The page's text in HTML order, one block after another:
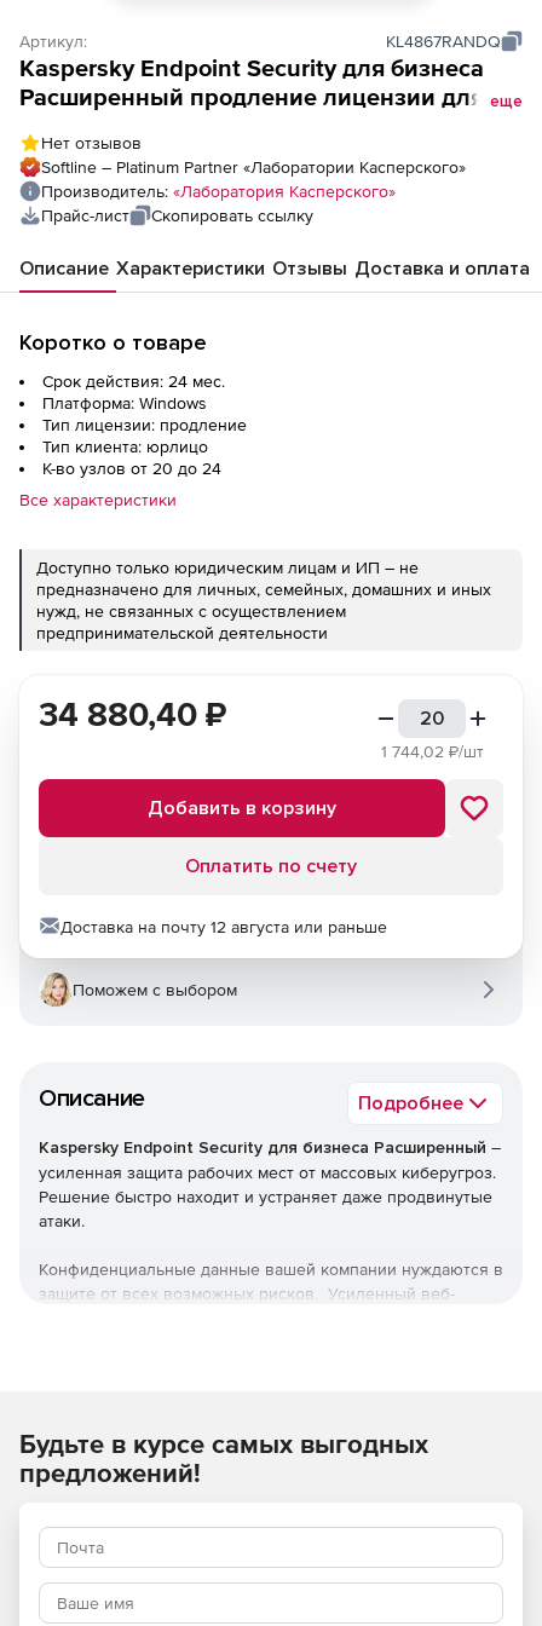
Артикул: KL4867RANDQ
Kaspersky Endpoint Security для бизнеса
Расширенный продление лицензии для
количеству узлов
еще
Нет отзывов
Softline – Platinum Partner «Лаборатории Касперского»
Производитель: «Лаборатория Касперского»
Прайс-лист
Скопировать ссылку
Описание Характеристики Отзывы Доставка и оплата
Коротко о товаре
Срок действия: 24 мес.
Платформа: Windows
Тип лицензии: продление
Тип клиента: юрлицо
К-во узлов от 20 до 24
Все характеристики
Доступно только юридическим лицам и ИП – не
предназначено для личных, семейных, домашних и иных
нужд, не связанных с осуществлением
предпринимательской деятельности
Описание Подробнее
Kaspersky Endpoint Security для бизнеса Расширенный –
усиленная защита рабочих мест от массовых киберугроз.
Решение быстро находит и устраняет даже продвинутые
атаки.
Конфиденциальные данные вашей компании нуждаются в
защите от всех возможных рисков. Усиленный веб-
сети.
34 880,40 ₽
1 744,02 ₽/шт
Добавить в корзину
Оплатить по счету
Доставка на почту 12 августа или раньше
Поможем с выбором
Будьте в курсе самых выгодных
предложений!